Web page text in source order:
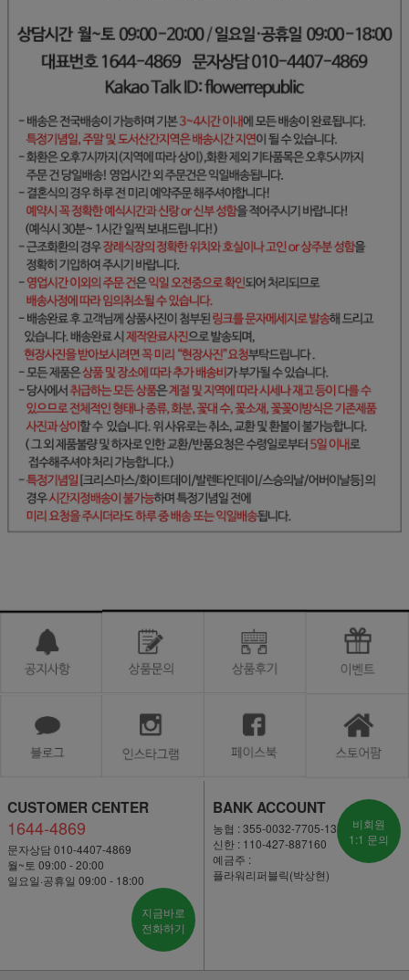
CUSTOMER CENTER
1644-4869
문자상담 010-4407-4869
월~토 09:00 - 20:00
일요일·공휴일 09:00 - 18:00
지금바로
전화하기
BANK ACCOUNT
농협 : 355-0032-7705-13
신한 : 110-427-887160
예금주 :
플라워리퍼블릭(박상현)
비회원
1:1 문의